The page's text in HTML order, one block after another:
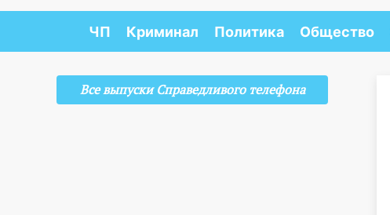
ЧП Криминал Политика Общество
Все выпуски Справедливого телефона